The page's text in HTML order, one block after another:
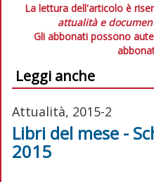
La lettura dell'articolo è
attualità e
Gli abbonati possono
Leggi anche
Attualità, 2015-2
Libri del mese -
2015